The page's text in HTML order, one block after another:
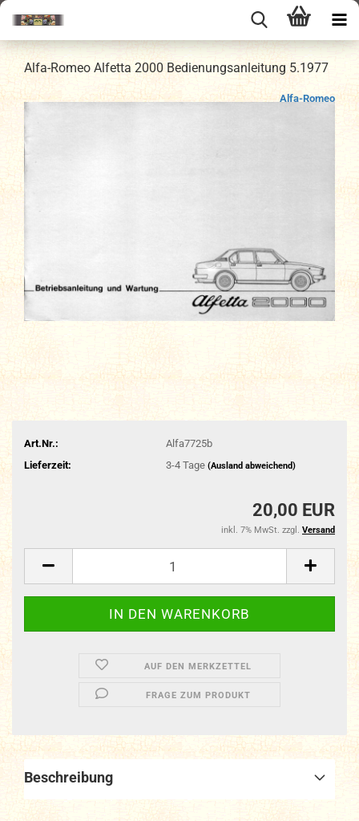
Alfa-Romeo Alfetta 2000 Bedienungsanleitung 5.1977
Alfa-Romeo
Art.Nr.:
Alfa7725b
Lieferzeit:
3-4 Tage (Ausland abweichend)
20,00 EUR
inkl. 7% MwSt. zzgl. Versand
AUF DEN MERKZETTEL
FRAGE ZUM PRODUKT
Beschreibung